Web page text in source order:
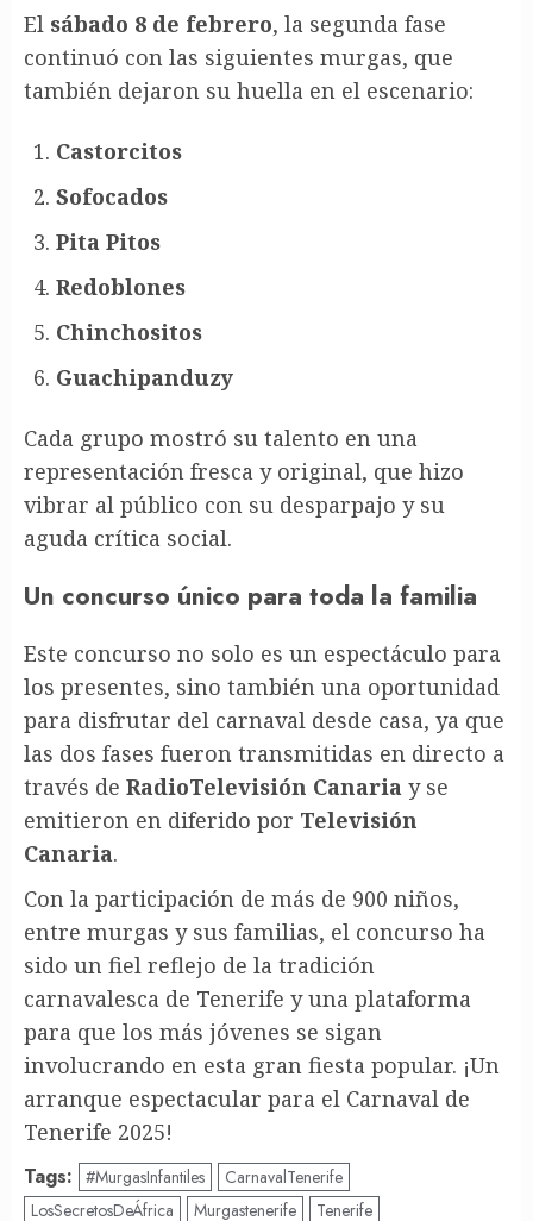
El sábado 8 de febrero, la segunda fase
continuó con las siguientes murgas, que
también dejaron su huella en el escenario:
Castorcitos
Sofocados
Pita Pitos
Redoblones
Chinchositos
Guachipanduzy
Cada grupo mostró su talento en una
representación fresca y original, que hizo
vibrar al público con su desparpajo y su
aguda crítica social.
Un concurso único para toda la familia
Este concurso no solo es un espectáculo para
los presentes, sino también una oportunidad
para disfrutar del carnaval desde casa, ya que
las dos fases fueron transmitidas en directo a
través de RadioTelevisión Canaria y se
emitieron en diferido por Televisión
Canaria.
Con la participación de más de 900 niños,
entre murgas y sus familias, el concurso ha
sido un fiel reflejo de la tradición
carnavalesca de Tenerife y una plataforma
para que los más jóvenes se sigan
involucrando en esta gran fiesta popular. ¡Un
arranque espectacular para el Carnaval de
Tenerife 2025!
Tags: #MurgasInfantiles
CarnavalTenerife
LosSecretosDeÁfrica
Murgastenerife Tenerife